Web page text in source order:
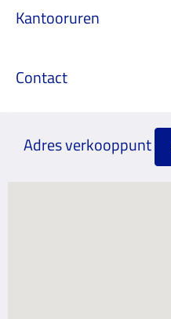
Kantooruren
Contact
Adres verkooppunt